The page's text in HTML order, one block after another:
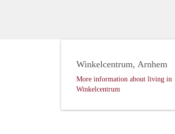
Winkelcentrum, Arnhem
More information about living in
Winkelcentrum